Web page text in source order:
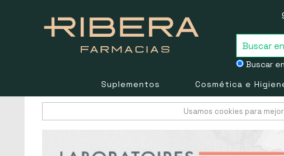
Buscar
Suplementos Cosmética e
Usamos cookies para